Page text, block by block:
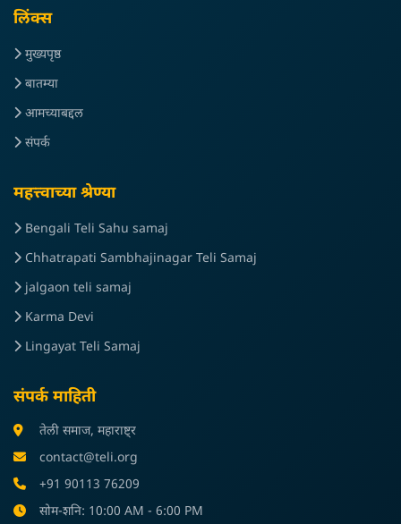
लिंक्स
मुख्यपृष्ठ
बातम्या
आमच्याबद्दल
संपर्क
महत्त्वाच्या श्रेण्या
Bengali Teli Sahu samaj
Chhatrapati Sambhajinagar Teli Samaj
jalgaon teli samaj
Karma Devi
Lingayat Teli Samaj
संपर्क माहिती
तेली समाज, महाराष्ट्र
contact@teli.org
+91 90113 76209
सोम-शनि: 10:00 AM - 6:00 PM